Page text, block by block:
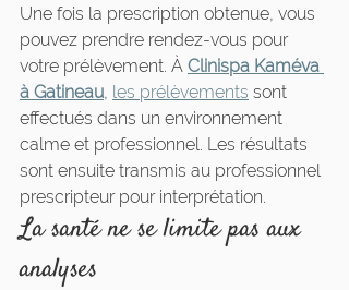
Une fois la prescription obtenue, vous
pouvez prendre rendez-vous pour
votre prélèvement. À Clinispa Kaméva
à Gatineau, les prélèvements sont
effectués dans un environnement
calme et professionnel. Les résultats
sont ensuite transmis au professionnel
prescripteur pour interprétation.
La santé ne se limite pas aux
analyses